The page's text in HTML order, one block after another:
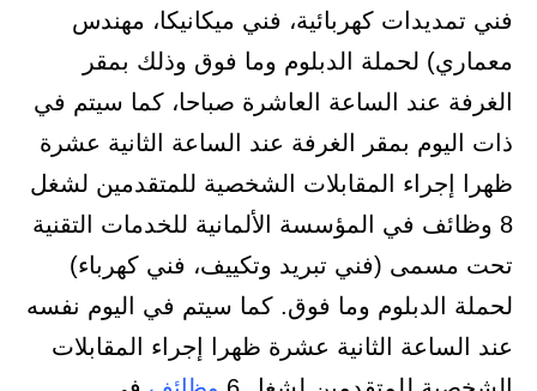
فني تمديدات كهربائية، فني ميكانيكا، مهندس
معماري) لحملة الدبلوم وما فوق وذلك بمقر
الغرفة عند الساعة العاشرة صباحا، كما سيتم في
ذات اليوم بمقر الغرفة عند الساعة الثانية عشرة
ظهرا إجراء المقابلات الشخصية للمتقدمين لشغل
8 وظائف في المؤسسة الألمانية للخدمات التقنية
تحت مسمى (فني تبريد وتكييف، فني كهرباء)
لحملة الدبلوم وما فوق. كما سيتم في اليوم نفسه
عند الساعة الثانية عشرة ظهرا إجراء المقابلات